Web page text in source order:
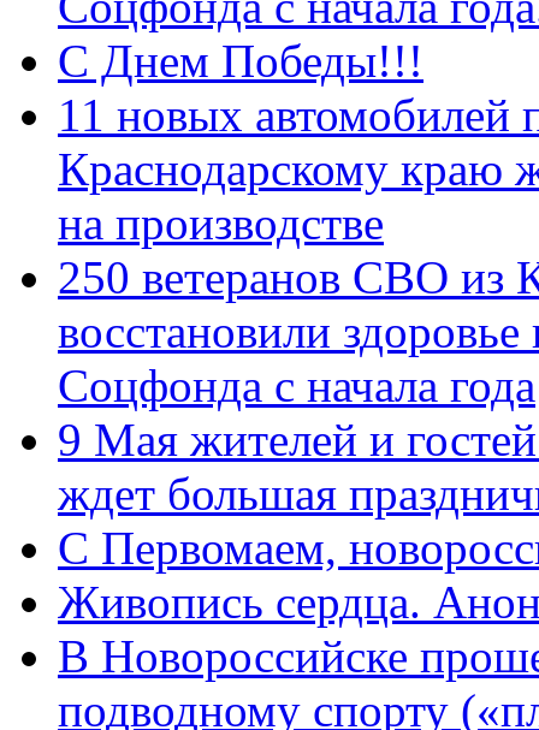
С Днем Победы!!!
11 новых автомобилей
Краснодарскому краю
на производстве
250 ветеранов СВО из
восстановили
Соцфонда с начала года
9 Мая жителей и
ждет большая
C Первомаем,
Живопись сердца.
В Новороссийске
подводному спорту